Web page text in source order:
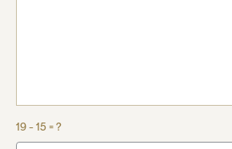
19 – 15 = ?